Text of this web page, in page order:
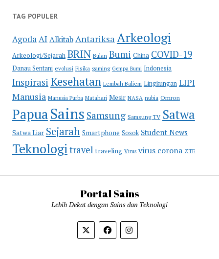
TAG POPULER
AgodaAI AlkitabAntariksa Arkeologi
Arkeologi/Sejarah BRIN Bulan Bumi China COVID-19
Danau Sentani evolusi Fisika gaming Gempa Bumi Indonesia
Inspirasi Kesehatan Lembah Baliem Lingkungan LIPI
Manusia Manusia Purba Matahari Mesir NASA nubia Omron
PapuaSains Samsung Samsung TV Satwa
Satwa Liar Sejarah Smartphone Sosok Student News
Teknologitravel traveling Virus virus corona ZTE
Portal Sains
Lebih Dekat dengan Sains dan Teknologi